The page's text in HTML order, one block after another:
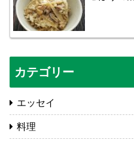
カテゴリー
エッセイ
料理